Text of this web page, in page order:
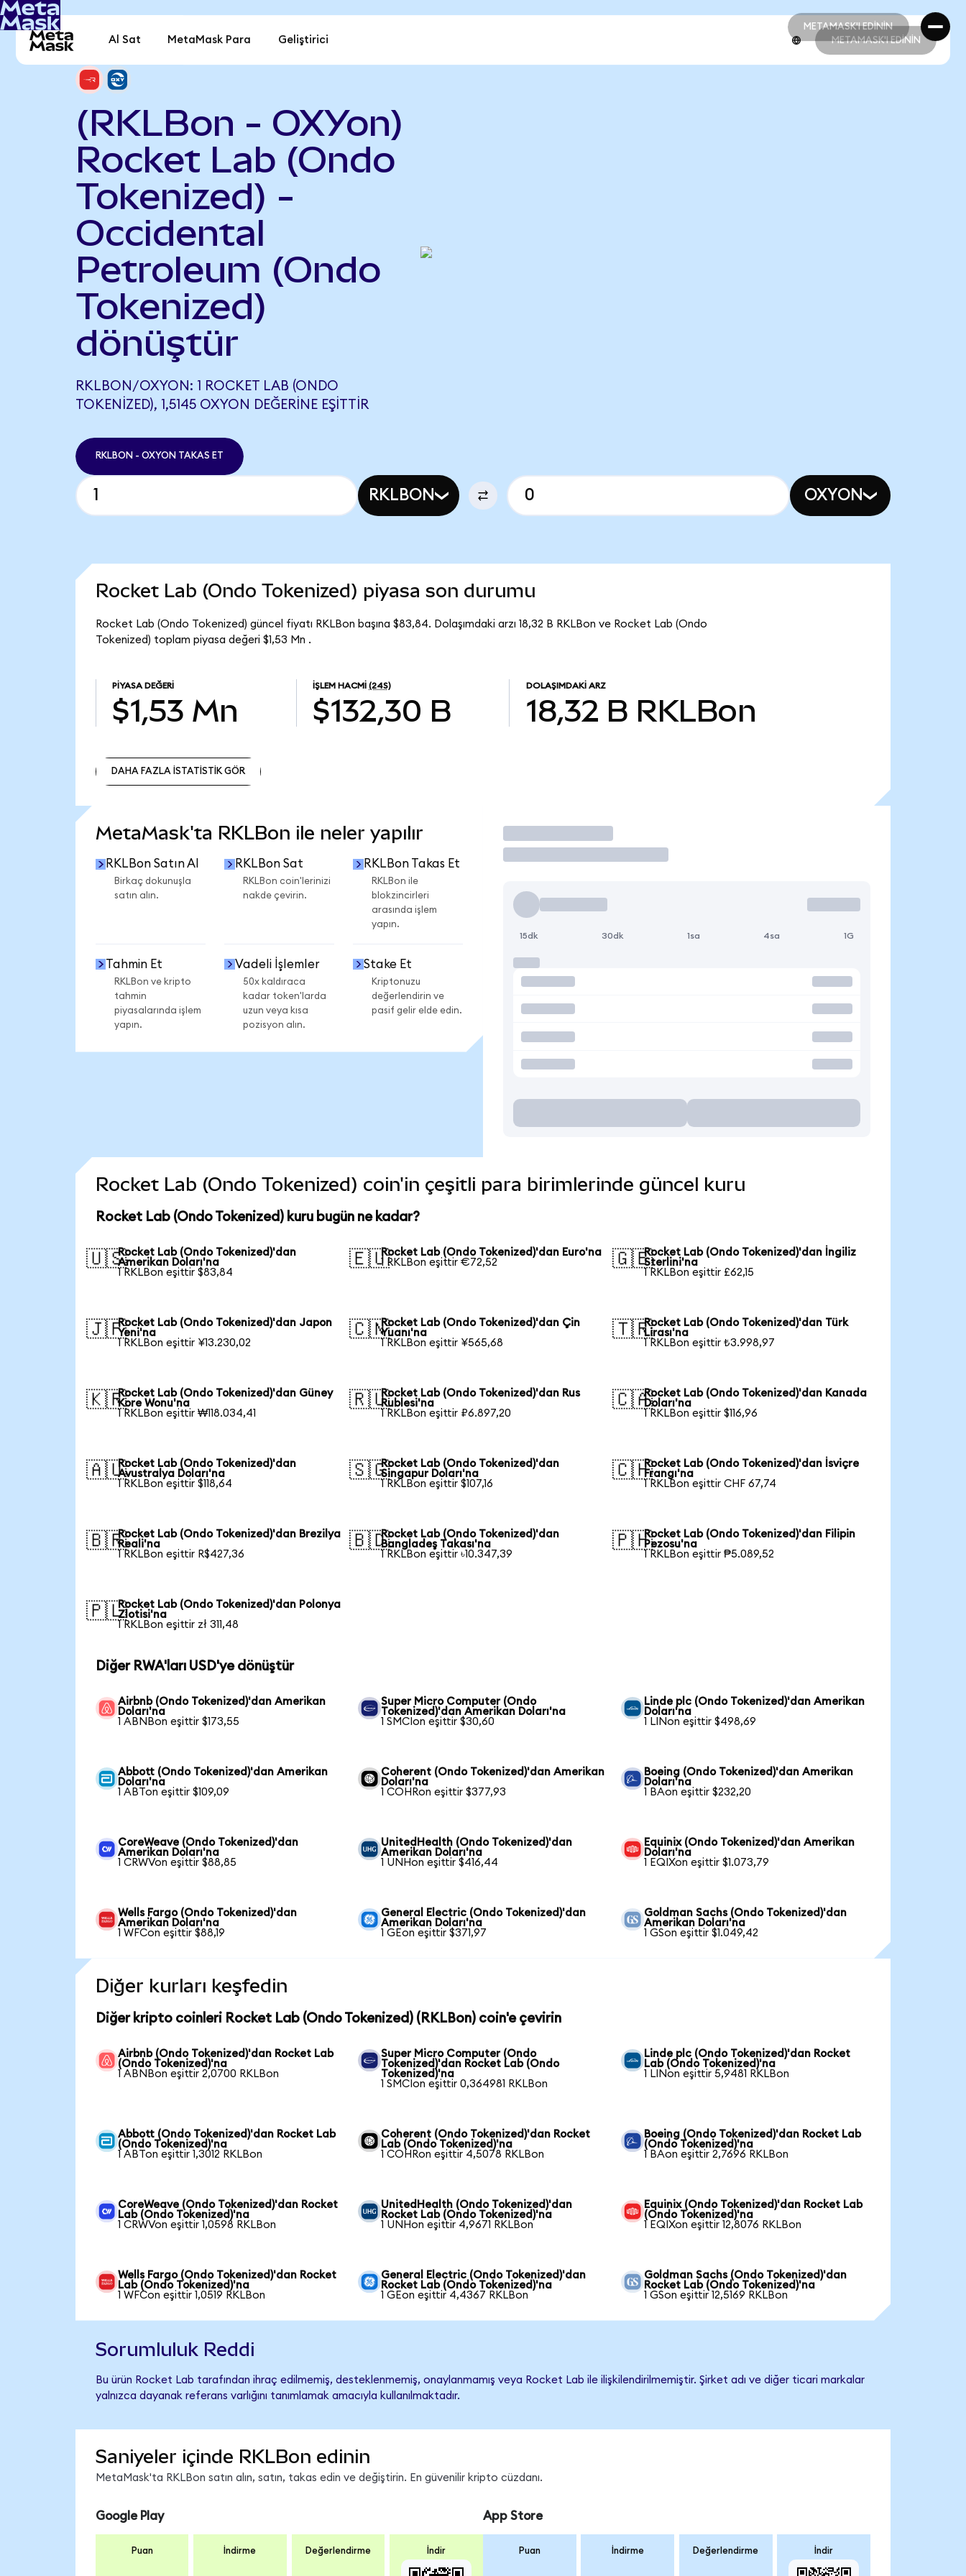
METAMASK'I EDİNİN
METAMASK'I EDİNİN
Al Sat MetaMask Para Geliştirici METAMASK'I EDİNİN
(RKLBon - OXYon)
Rocket Lab (Ondo
Tokenized) -
Occidental
Petroleum (Ondo
Tokenized)
dönüştür
RKLBON/OXYON: 1 ROCKET LAB (ONDO
TOKENIZED), 1,5145 OXYON DEĞERINE EŞITTIR
RKLBON - OXYON TAKAS ET
RKLBON OXYON
Rocket Lab (Ondo Tokenized) piyasa son durumu
Rocket Lab (Ondo Tokenized) güncel fiyatı RKLBon başına $83,84. Dolaşımdaki arzı 18,32 B RKLBon ve Rocket Lab (Ondo
Tokenized) toplam piyasa değeri $1,53 Mn .
PIYASA DEĞERI
$1,53 Mn
İŞLEM HACMI (24S)
$132,30 B
DOLAŞIMDAKI ARZ
18,32 B RKLBon
DAHA FAZLA İSTATİSTİK GÖR
MetaMask'ta RKLBon ile neler yapılır
RKLBon Satın Al
Birkaç dokunuşla
satın alın.
RKLBon Sat
RKLBon coin'lerinizi
nakde çevirin.
RKLBon Takas Et
RKLBon ile
blokzincirleri
arasında işlem
yapın.
Tahmin Et
RKLBon ve kripto
tahmin
piyasalarında işlem
yapın.
Vadeli İşlemler
50x kaldıraca
kadar token'larda
uzun veya kısa
pozisyon alın.
Stake Et
Kriptonuzu
değerlendirin ve
pasif gelir elde edin.
İşlem Yap
15dk 30dk 1sa 4sa 1G
Rocket Lab (Ondo Tokenized) coin'in çeşitli para birimlerinde güncel kuru
Rocket Lab (Ondo Tokenized) kuru bugün ne kadar?
🇺🇸Rocket Lab (Ondo Tokenized)'dan
Amerikan Doları'na
1 RKLBon eşittir $83,84
🇪🇺Rocket Lab (Ondo Tokenized)'dan Euro'na
1 RKLBon eşittir €72,52
🇬🇧Rocket Lab (Ondo Tokenized)'dan İngiliz
Sterlini'na
1 RKLBon eşittir £62,15
🇯🇵Rocket Lab (Ondo Tokenized)'dan Japon
Yeni'na
1 RKLBon eşittir ¥13.230,02
🇨🇳Rocket Lab (Ondo Tokenized)'dan Çin
Yuanı'na
1 RKLBon eşittir ¥565,68
🇹🇷Rocket Lab (Ondo Tokenized)'dan Türk
Lirası'na
1 RKLBon eşittir ₺3.998,97
🇰🇷Rocket Lab (Ondo Tokenized)'dan Güney
Kore Wonu'na
1 RKLBon eşittir ₩118.034,41
🇷🇺Rocket Lab (Ondo Tokenized)'dan Rus
Rublesi'na
1 RKLBon eşittir ₽6.897,20
🇨🇦Rocket Lab (Ondo Tokenized)'dan Kanada
Doları'na
1 RKLBon eşittir $116,96
🇦🇺Rocket Lab (Ondo Tokenized)'dan
Avustralya Doları'na
1 RKLBon eşittir $118,64
🇸🇬Rocket Lab (Ondo Tokenized)'dan
Singapur Doları'na
1 RKLBon eşittir $107,16
🇨🇭Rocket Lab (Ondo Tokenized)'dan İsviçre
Frangı'na
1 RKLBon eşittir CHF 67,74
🇧🇷Rocket Lab (Ondo Tokenized)'dan Brezilya
Reali'na
1 RKLBon eşittir R$427,36
🇧🇩Rocket Lab (Ondo Tokenized)'dan
Bangladeş Takası'na
1 RKLBon eşittir ৳10.347,39
🇵🇭Rocket Lab (Ondo Tokenized)'dan Filipin
Pezosu'na
1 RKLBon eşittir ₱5.089,52
🇵🇱Rocket Lab (Ondo Tokenized)'dan Polonya
Zlotisi'na
1 RKLBon eşittir zł 311,48
Diğer RWA'ları USD'ye dönüştür
Airbnb (Ondo Tokenized)'dan Amerikan
Doları'na
1 ABNBon eşittir $173,55
Super Micro Computer (Ondo
Tokenized)'dan Amerikan Doları'na
1 SMCIon eşittir $30,60
Linde plc (Ondo Tokenized)'dan Amerikan
Doları'na
1 LINon eşittir $498,69
Abbott (Ondo Tokenized)'dan Amerikan
Doları'na
1 ABTon eşittir $109,09
Coherent (Ondo Tokenized)'dan Amerikan
Doları'na
1 COHRon eşittir $377,93
Boeing (Ondo Tokenized)'dan Amerikan
Doları'na
1 BAon eşittir $232,20
CoreWeave (Ondo Tokenized)'dan
Amerikan Doları'na
1 CRWVon eşittir $88,85
UnitedHealth (Ondo Tokenized)'dan
Amerikan Doları'na
1 UNHon eşittir $416,44
Equinix (Ondo Tokenized)'dan Amerikan
Doları'na
1 EQIXon eşittir $1.073,79
Wells Fargo (Ondo Tokenized)'dan
Amerikan Doları'na
1 WFCon eşittir $88,19
General Electric (Ondo Tokenized)'dan
Amerikan Doları'na
1 GEon eşittir $371,97
Goldman Sachs (Ondo Tokenized)'dan
Amerikan Doları'na
1 GSon eşittir $1.049,42
Diğer kurları keşfedin
Diğer kripto coinleri Rocket Lab (Ondo Tokenized) (RKLBon) coin'e çevirin
Airbnb (Ondo Tokenized)'dan Rocket Lab
(Ondo Tokenized)'na
1 ABNBon eşittir 2,0700 RKLBon
Super Micro Computer (Ondo
Tokenized)'dan Rocket Lab (Ondo
Tokenized)'na
1 SMCIon eşittir 0,364981 RKLBon
Linde plc (Ondo Tokenized)'dan Rocket
Lab (Ondo Tokenized)'na
1 LINon eşittir 5,9481 RKLBon
Abbott (Ondo Tokenized)'dan Rocket Lab
(Ondo Tokenized)'na
1 ABTon eşittir 1,3012 RKLBon
Coherent (Ondo Tokenized)'dan Rocket
Lab (Ondo Tokenized)'na
1 COHRon eşittir 4,5078 RKLBon
Boeing (Ondo Tokenized)'dan Rocket Lab
(Ondo Tokenized)'na
1 BAon eşittir 2,7696 RKLBon
CoreWeave (Ondo Tokenized)'dan Rocket
Lab (Ondo Tokenized)'na
1 CRWVon eşittir 1,0598 RKLBon
UnitedHealth (Ondo Tokenized)'dan
Rocket Lab (Ondo Tokenized)'na
1 UNHon eşittir 4,9671 RKLBon
Equinix (Ondo Tokenized)'dan Rocket Lab
(Ondo Tokenized)'na
1 EQIXon eşittir 12,8076 RKLBon
Wells Fargo (Ondo Tokenized)'dan Rocket
Lab (Ondo Tokenized)'na
1 WFCon eşittir 1,0519 RKLBon
General Electric (Ondo Tokenized)'dan
Rocket Lab (Ondo Tokenized)'na
1 GEon eşittir 4,4367 RKLBon
Goldman Sachs (Ondo Tokenized)'dan
Rocket Lab (Ondo Tokenized)'na
1 GSon eşittir 12,5169 RKLBon
Sorumluluk Reddi
Bu ürün Rocket Lab tarafından ihraç edilmemiş, desteklenmemiş, onaylanmamış veya Rocket Lab ile ilişkilendirilmemiştir. Şirket adı ve diğer ticari markalar
yalnızca dayanak referans varlığını tanımlamak amacıyla kullanılmaktadır.
Saniyeler içinde RKLBon edinin
MetaMask'ta RKLBon satın alın, satın, takas edin ve değiştirin. En güvenilir kripto cüzdanı.
Google Play
Puan İndirme Değerlendirme İndir
App Store
Puan İndirme Değerlendirme İndir